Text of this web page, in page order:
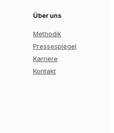
Über uns
Methodik
Pressespiegel
Karriere
Kontakt